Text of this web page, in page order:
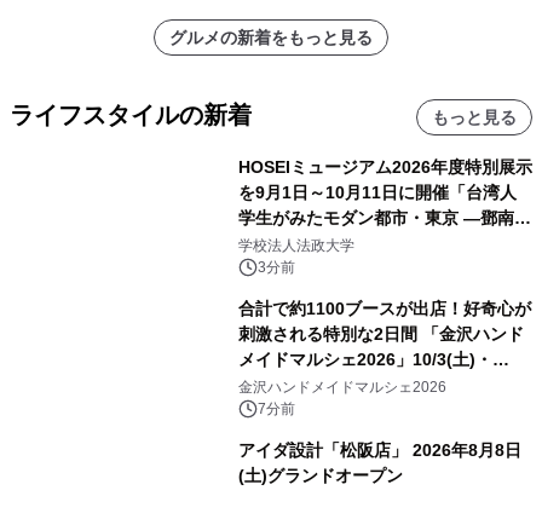
グルメの新着をもっと見る
ライフスタイルの新着 もっと見る
HOSEIミュージアム2026年度特別展示
を9月1日～10月11日に開催「台湾人
学生がみたモダン都市・東京 ―鄧南光
と法政大学の1930年代―」
学校法人法政大学
3分前
合計で約1100ブースが出店！好奇心が
刺激される特別な2日間 「金沢ハンド
メイドマルシェ2026」10/3(土)・
10/4(日)開催
金沢ハンドメイドマルシェ2026
7分前
アイダ設計「松阪店」 2026年8月8日
(土)グランドオープン